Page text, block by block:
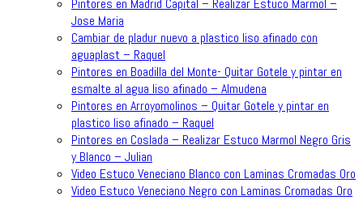
Pintores en Madrid Capital – Realizar Estuco Marmol –
Jose Maria
Cambiar de pladur nuevo a plastico liso afinado con
aguaplast – Raquel
Pintores en Boadilla del Monte- Quitar Gotele y pintar en
esmalte al agua liso afinado – Almudena
Pintores en Arroyomolinos – Quitar Gotele y pintar en
plastico liso afinado – Raquel
Pintores en Coslada – Realizar Estuco Marmol Negro Gris
y Blanco – Julian
Video Estuco Veneciano Blanco con Laminas Cromadas Oro
Video Estuco Veneciano Negro con Laminas Cromadas Oro